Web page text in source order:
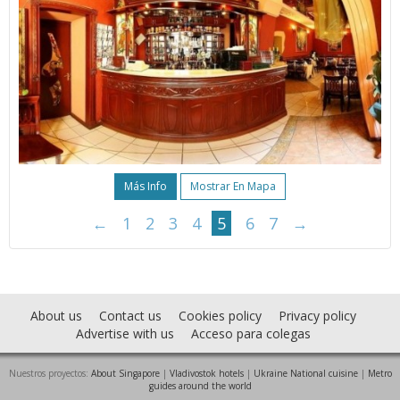
Más Info Mostrar En Mapa
← 1 2 3 4 5 6 7 →
About us Contact us Cookies policy
Privacy policy
Advertise with us
Acceso para colegas
Nuestros proyectos: About Singapore| Vladivostok hotels| Ukraine National cuisine| Metro
guides around the world